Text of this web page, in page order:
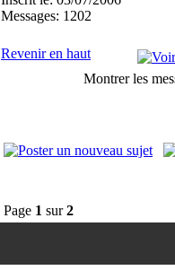
Messages: 1202
Revenir en haut
Montrer les
Page 1 sur2